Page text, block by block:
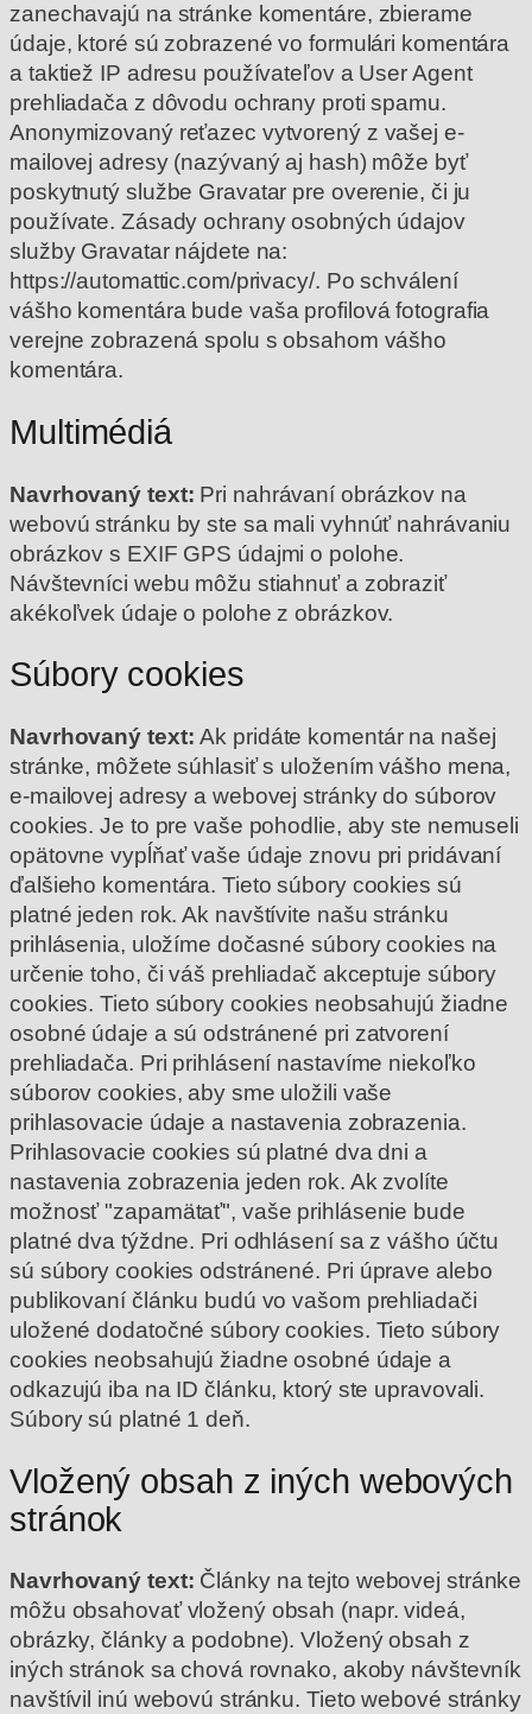
zanechavajú na stránke komentáre, zbierame
údaje, ktoré sú zobrazené vo formulári komentára
a taktiež IP adresu používateľov a User Agent
prehliadača z dôvodu ochrany proti spamu.
Anonymizovaný reťazec vytvorený z vašej e-
mailovej adresy (nazývaný aj hash) môže byť
poskytnutý službe Gravatar pre overenie, či ju
používate. Zásady ochrany osobných údajov
služby Gravatar nájdete na:
https://automattic.com/privacy/. Po schválení
vášho komentára bude vaša profilová fotografia
verejne zobrazená spolu s obsahom vášho
komentára.
Multimédiá
Navrhovaný text: Pri nahrávaní obrázkov na
webovú stránku by ste sa mali vyhnúť nahrávaniu
obrázkov s EXIF GPS údajmi o polohe.
Návštevníci webu môžu stiahnuť a zobraziť
akékoľvek údaje o polohe z obrázkov.
Súbory cookies
Navrhovaný text:Ak pridáte komentár na našej
stránke, môžete súhlasiť s uložením vášho mena,
e-mailovej adresy a webovej stránky do súborov
cookies. Je to pre vaše pohodlie, aby ste nemuseli
opätovne vypĺňať vaše údaje znovu pri pridávaní
ďalšieho komentára. Tieto súbory cookies sú
platné jeden rok.Ak navštívite našu stránku
prihlásenia, uložíme dočasné súbory cookies na
určenie toho, či váš prehliadač akceptuje súbory
cookies. Tieto súbory cookies neobsahujú žiadne
osobné údaje a sú odstránené pri zatvorení
prehliadača. Pri prihlásení nastavíme niekoľko
súborov cookies, aby sme uložili vaše
prihlasovacie údaje a nastavenia zobrazenia.
Prihlasovacie cookies sú platné dva dni a
nastavenia zobrazenia jeden rok. Ak zvolíte
možnosť "zapamätať", vaše prihlásenie bude
platné dva týždne. Pri odhlásení sa z vášho účtu
sú súbory cookies odstránené. Pri úprave alebo
publikovaní článku budú vo vašom prehliadači
uložené dodatočné súbory cookies. Tieto súbory
cookies neobsahujú žiadne osobné údaje a
odkazujú iba na ID článku, ktorý ste upravovali.
Súbory sú platné 1 deň.
Vložený obsah z iných webových
stránok
Navrhovaný text: Články na tejto webovej stránke
môžu obsahovať vložený obsah (napr. videá,
obrázky, články a podobne). Vložený obsah z
iných stránok sa chová rovnako, akoby návštevník
navštívil inú webovú stránku. Tieto webové stránky